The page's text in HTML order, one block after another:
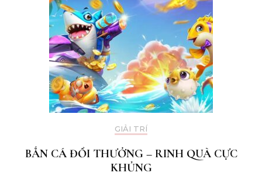
GIẢI TRÍ
BẮN CÁ ĐỔI THƯỞNG – RINH QUÀ CỰC
KHỦNG